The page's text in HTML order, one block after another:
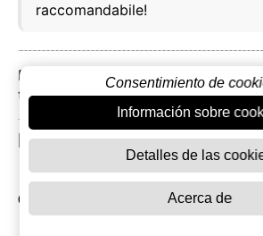
raccomandabile!
Presiona aquí para leer mas
tuyo
Productos Relacionados
Otros productos de Crown Royal
Consentimiento de
Información sobre
Detalles de las
Acerca de